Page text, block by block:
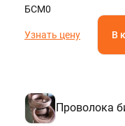
БСМ0
Узнать цену В
Проволока